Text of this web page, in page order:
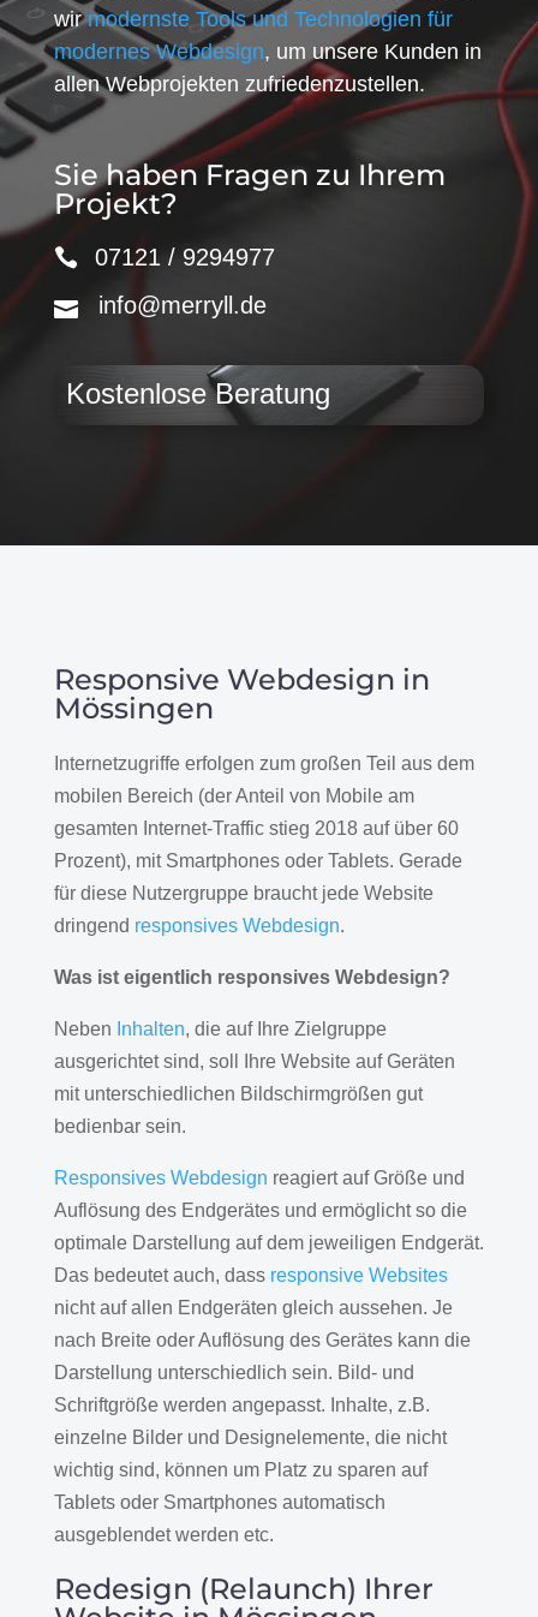
wirmodernste Tools und Technologien für
modernes Webdesign, um unsere Kunden in
allen Webprojekten zufriedenzustellen.
Sie haben Fragen zu Ihrem
Projekt?
07121 / 9294977
info@merryll.de
Kostenlose Beratung
Responsive Webdesign in
Mössingen
Internetzugriffe erfolgen zum großen Teil aus dem
mobilen Bereich (der Anteil von Mobile am
gesamten Internet-Traffic stieg 2018 auf über 60
Prozent), mit Smartphones oder Tablets. Gerade
für diese Nutzergruppe braucht jede Website
dringend responsives Webdesign.
Was ist eigentlich responsives Webdesign?
Neben Inhalten, die auf Ihre Zielgruppe
ausgerichtet sind, soll Ihre Website auf Geräten
mit unterschiedlichen Bildschirmgrößen gut
bedienbar sein.
Responsives Webdesign reagiert auf Größe und
Auflösung des Endgerätes und ermöglicht so die
optimale Darstellung auf dem jeweiligen Endgerät.
Das bedeutet auch, dass responsive Websites
nicht auf allen Endgeräten gleich aussehen. Je
nach Breite oder Auflösung des Gerätes kann die
Darstellung unterschiedlich sein. Bild- und
Schriftgröße werden angepasst. Inhalte, z.B.
einzelne Bilder und Designelemente, die nicht
wichtig sind, können um Platz zu sparen auf
Tablets oder Smartphones automatisch
ausgeblendet werden etc.
Redesign (Relaunch) Ihrer